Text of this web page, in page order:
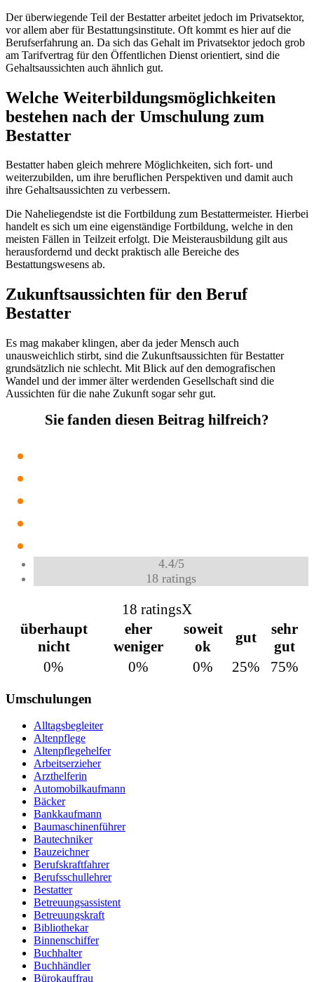
Der überwiegende Teil der Bestatter arbeitet jedoch im Privatsektor,
vor allem aber für Bestattungsinstitute. Oft kommt es hier auf die
Berufserfahrung an. Da sich das Gehalt im Privatsektor jedoch grob
am Tarifvertrag für den Öffentlichen Dienst orientiert, sind die
Gehaltsaussichten auch ähnlich gut.
Welche Weiterbildungsmöglichkeiten
bestehen nach der Umschulung zum
Bestatter
Bestatter haben gleich mehrere Möglichkeiten, sich fort- und
weiterzubilden, um ihre beruflichen Perspektiven und damit auch
ihre Gehaltsaussichten zu verbessern.
Die Naheliegendste ist die Fortbildung zum Bestattermeister. Hierbei
handelt es sich um eine eigenständige Fortbildung, welche in den
meisten Fällen in Teilzeit erfolgt. Die Meisterausbildung gilt aus
herausfordernd und deckt praktisch alle Bereiche des
Bestattungswesens ab.
Zukunftsaussichten für den Beruf
Bestatter
Es mag makaber klingen, aber da jeder Mensch auch
unausweichlich stirbt, sind die Zukunftsaussichten für Bestatter
grundsätzlich nie schlecht. Mit Blick auf den demografischen
Wandel und der immer älter werdenden Gesellschaft sind die
Aussichten für die nahe Zukunft sogar sehr gut.
Sie fanden diesen Beitrag hilfreich?
4.4/5
18 ratings
18 ratingsX
überhaupt
nicht
eher
weniger
soweit
ok
gut
sehr
gut
0%
0% 0% 25% 75%
Umschulungen
Alltagsbegleiter
Altenpflege
Altenpflegehelfer
Arbeitserzieher
Arzthelferin
Automobilkaufmann
Bäcker
Bankkaufmann
Baumaschinenführer
Bautechniker
Bauzeichner
Berufskraftfahrer
Berufsschullehrer
Bestatter
Betreuungsassistent
Betreuungskraft
Bibliothekar
Binnenschiffer
Buchhalter
Buchhändler
Bürokauffrau